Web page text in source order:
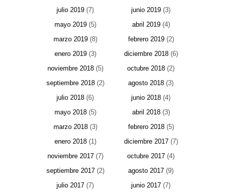
julio 2019 (7) junio 2019 (3)
mayo 2019(5) abril 2019(4)
marzo 2019(8) febrero 2019(2)
enero 2019(3) diciembre 2018(6)
noviembre 2018(5) octubre 2018 (2)
septiembre 2018(2) agosto 2018 (3)
julio 2018 (6) junio 2018 (4)
mayo 2018(5) abril 2018(3)
marzo 2018(3) febrero 2018(5)
enero 2018(1) diciembre 2017(7)
noviembre 2017(7) octubre 2017 (4)
septiembre 2017(2) agosto 2017 (9)
julio 2017 (7) junio 2017 (7)